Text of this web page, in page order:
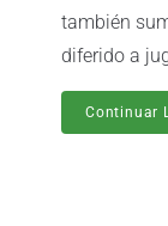
también
diferido a
Continuar